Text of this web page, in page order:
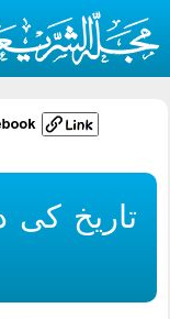
تاریخ